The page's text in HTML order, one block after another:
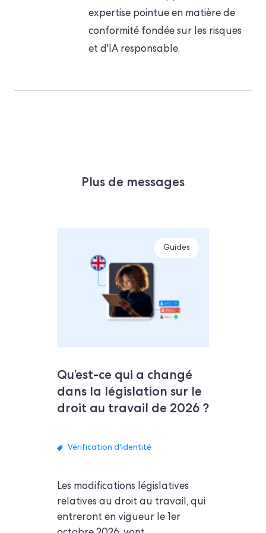
expertise pointue en matière de
conformité fondée sur les risques
et d'IA responsable.
Plus de messages
Guides
Qu’est-ce qui a changé
dans la législation sur le
droit au travail de 2026 ?
Vérification d'identité
Les modifications législatives
relatives au droit au travail, qui
entreront en vigueur le 1er